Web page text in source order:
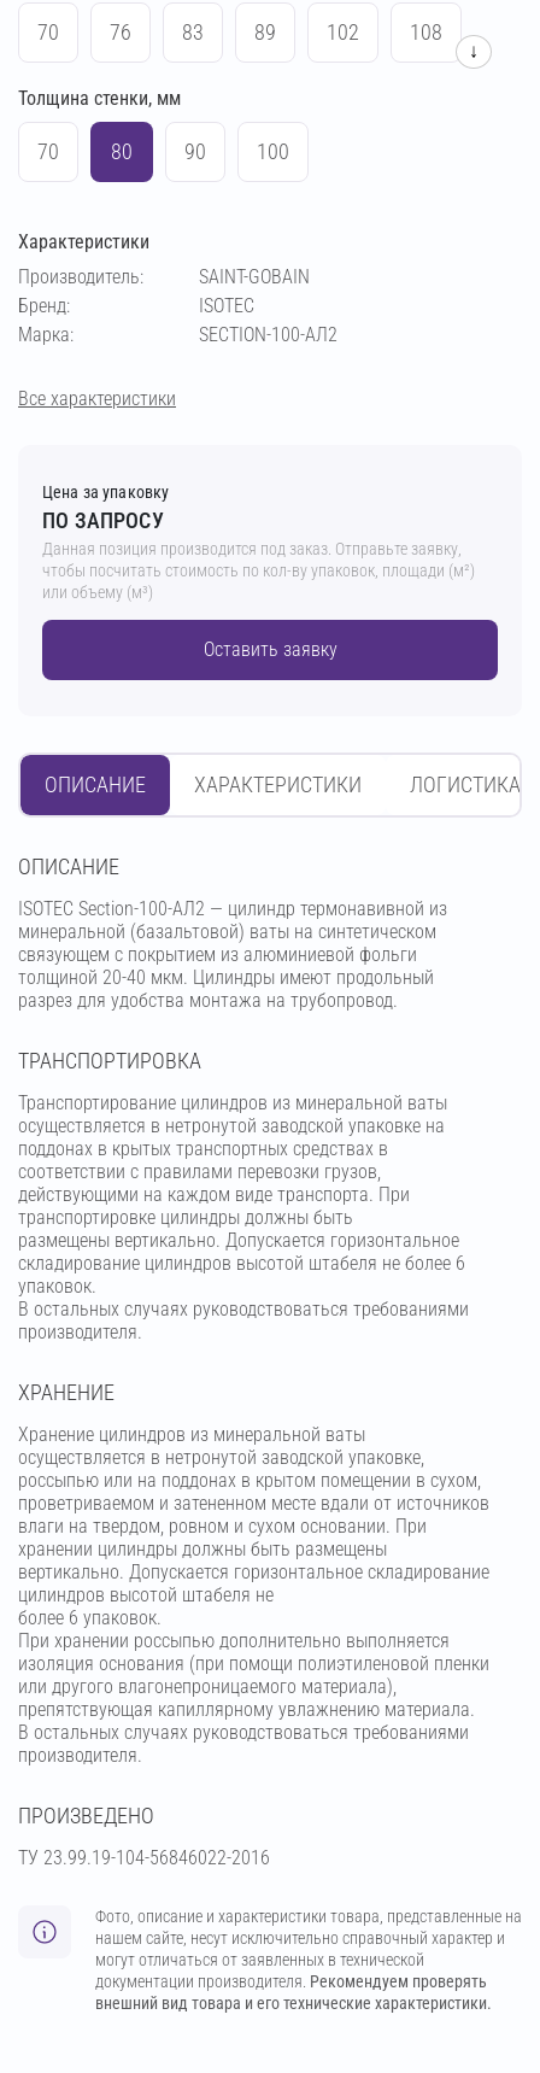
70 76 83 89 102 108
114 133
↓
Толщина стенки, мм
70 80 90 100
Характеристики
Производитель:
SAINT-GOBAIN
Бренд:
ISOTEC
Марка:
SECTION-100-АЛ2
Все характеристики
Цена за упаковку
ПО ЗАПРОСУ
Данная позиция производится под заказ. Отправьте заявку,
чтобы посчитать стоимость по кол-ву упаковок, площади (м²)
или объему (м³)
Оставить заявку
ОПИСАНИЕ ХАРАКТЕРИСТИКИ ЛОГИСТИКА
OПИСАНИЕ
ISOTEC Section-100-АЛ2 — цилиндр термонавивной из
минеральной (базальтовой) ваты на синтетическом
связующем с покрытием из алюминиевой фольги
толщиной 20-40 мкм. Цилиндры имеют продольный
разрез для удобства монтажа на трубопровод.
ТРАНСПОРТИРОВКА
Транспортирование цилиндров из минеральной ваты
осуществляется в нетронутой заводской упаковке на
поддонах в крытых транспортных средствах в
соответствии с правилами перевозки грузов,
действующими на каждом виде транспорта. При
транспортировке цилиндры должны быть
размещены вертикально. Допускается горизонтальное
складирование цилиндров высотой штабеля не более 6
упаковок.
В остальных случаях руководствоваться требованиями
производителя.
ХРАНЕНИЕ
Хранение цилиндров из минеральной ваты
осуществляется в нетронутой заводской упаковке,
россыпью или на поддонах в крытом помещении в сухом,
проветриваемом и затененном месте вдали от источников
влаги на твердом, ровном и сухом основании. При
хранении цилиндры должны быть размещены
вертикально. Допускается горизонтальное складирование
цилиндров высотой штабеля не
более 6 упаковок.
При хранении россыпью дополнительно выполняется
изоляция основания (при помощи полиэтиленовой пленки
или другого влагонепроницаемого материала),
препятствующая капиллярному увлажнению материала.
В остальных случаях руководствоваться требованиями
производителя.
ПРОИЗВЕДЕНО
ТУ 23.99.19-104-56846022-2016
Фото, описание и характеристики товара, представленные на
нашем сайте, несут исключительно справочный характер и
могут отличаться от заявленных в технической
документации производителя. Рекомендуем проверять
внешний вид товара и его технические характеристики.